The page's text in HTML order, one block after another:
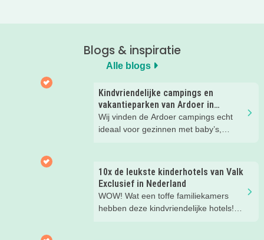
Blogs & inspiratie
Alle blogs
Kindvriendelijke campings en
vakantieparken van Ardoer in
Nederland
Wij vinden de Ardoer campings echt
ideaal voor gezinnen met baby’s,
10x de leukste kinderhotels van Valk
Exclusief in Nederland
WOW! Wat een toffe familiekamers
hebben deze kindvriendelijke hotels!